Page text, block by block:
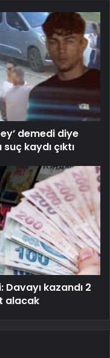
demedi diye
kaydı çıktı
kazandı 2
alacak